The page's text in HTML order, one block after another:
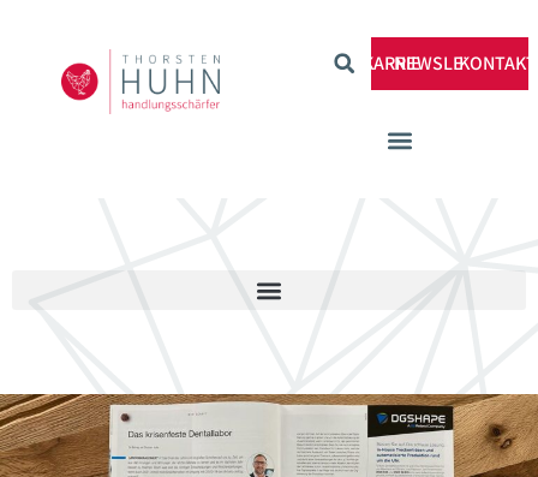
KARRIERE
NEWSLETTER
KONTAKT